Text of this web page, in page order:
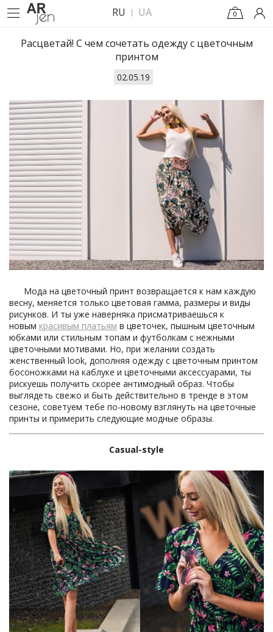
RU UA 0
Расцветай! С чем сочетать одежду с цветочным
принтом
02.05.19
Мода на цветочный принт возвращается к нам каждую
весну, меняется только цветовая гамма, размеры и виды
рисунков. И ты уже наверняка присматриваешься к
новым красивым платьям в цветочек, пышным цветочным
юбками или стильным топам и футболкам с нежными
цветочными мотивами. Но, при желании создать
женственный look, дополняя одежду с цветочным принтом
босоножками на каблуке и цветочными аксессуарами, ты
рискуешь получить скорее антимодный образ. Чтобы
выглядеть свежо и быть действительно в тренде в этом
сезоне, советуем тебе по-новому взглянуть на цветочные
принты и примерить следующие модные образы.
Casual-style